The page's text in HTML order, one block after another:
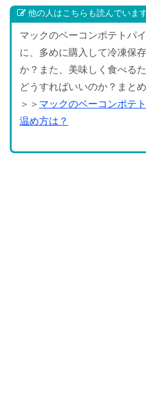
他の人はこちらも読んでいま
マックのベーコンポテトパ
に、多めに購入して冷凍保
か？また、美味しく食べる
どうすればいいのか？まと
＞＞ マックのベーコンポテ
温め方は？